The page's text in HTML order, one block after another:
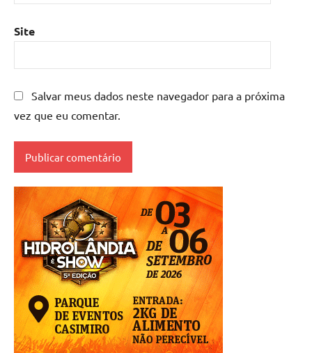
Site
Salvar meus dados neste navegador para a próxima
vez que eu comentar.